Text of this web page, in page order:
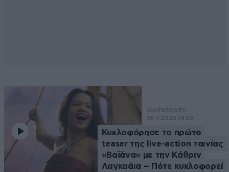
ΔΙΑΣΚΕΔΑΣΗ
18·11·2025 14:50
Κυκλοφόρησε το πρώτο
teaser της live-action ταινίας
«Βαϊάνα» με την Κάθριν
Λαγκαάια – Πότε κυκλοφορεί